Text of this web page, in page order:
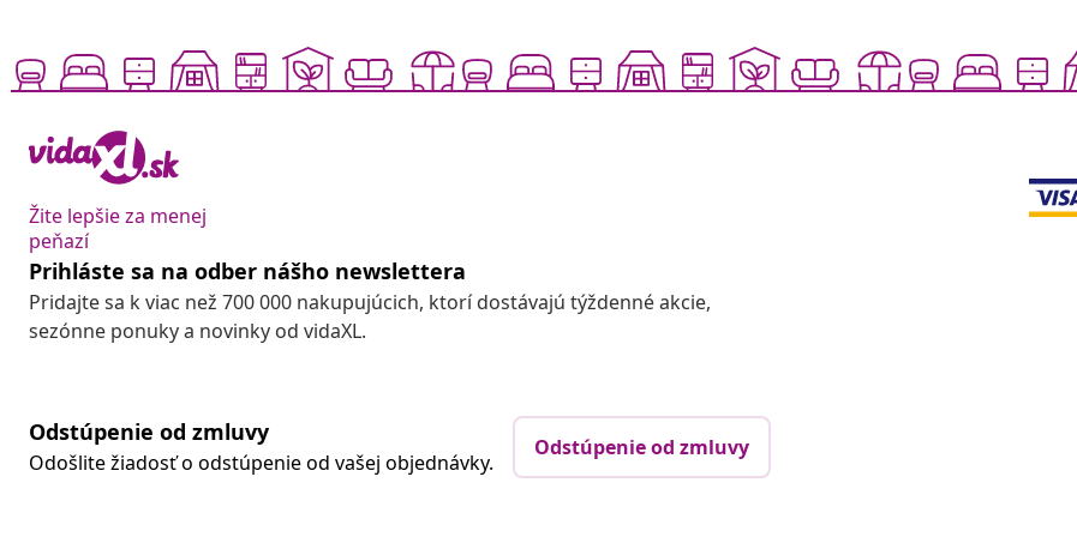
Žite lepšie za menej
peňazí
Prihláste sa na odber nášho newslettera
Pridajte sa k viac než 700 000 nakupujúcich, ktorí dostávajú týždenné akcie,
sezónne ponuky a novinky od vidaXL.
Odstúpenie od zmluvy
Odošlite žiadosť o odstúpenie od vašej objednávky.
Odstúpenie od zmluvy